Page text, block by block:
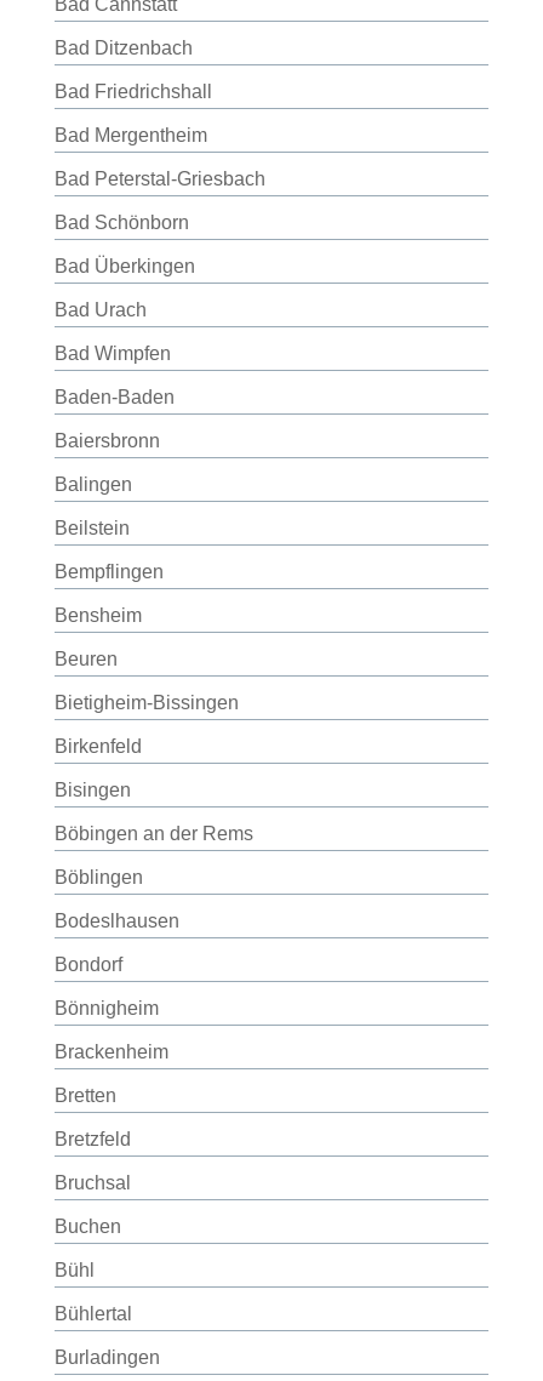
Bad Cannstatt
Bad Ditzenbach
Bad Friedrichshall
Bad Mergentheim
Bad Peterstal-Griesbach
Bad Schönborn
Bad Überkingen
Bad Urach
Bad Wimpfen
Baden-Baden
Baiersbronn
Balingen
Beilstein
Bempflingen
Bensheim
Beuren
Bietigheim-Bissingen
Birkenfeld
Bisingen
Böbingen an der Rems
Böblingen
Bodeslhausen
Bondorf
Bönnigheim
Brackenheim
Bretten
Bretzfeld
Bruchsal
Buchen
Bühl
Bühlertal
Burladingen